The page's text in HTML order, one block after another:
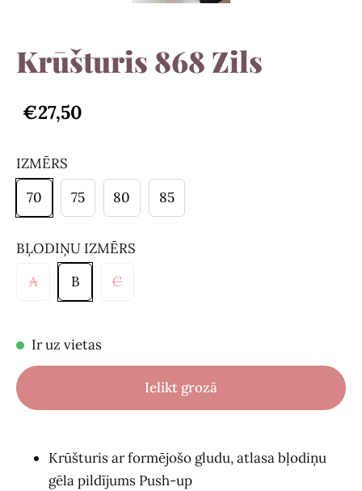
Krūšturis 868 Zils
€27,50
IZMĒRS
70
75 80 85
BĻODIŅU IZMĒRS
A
B C
Ir uz vietas
Ielikt grozā
Krūšturis ar formējošo gludu, atlasa bļodiņu
gēla pildījums Push-up